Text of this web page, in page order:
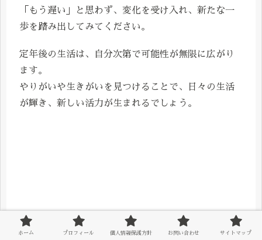
「もう遅い」と思わず、変化を受け入れ、新たな一
歩を踏み出してみてください。
定年後の生活は、自分次第で可能性が無限に広がり
ます。
やりがいや生きがいを見つけることで、日々の生活
が輝き、新しい活力が生まれるでしょう。
ホーム プロフィール 個人情報保護方針 お問い合わせ サイトマップ